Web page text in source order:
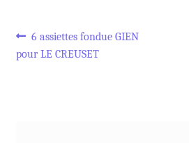
Navigation
de
Article
précédent :
6 assiettes fondue GIEN
pour LE CREUSET